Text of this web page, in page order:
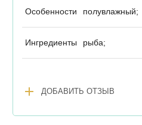
Особенности полувлажный;
Ингредиенты рыба;
add ДОБАВИТЬ ОТЗЫВ